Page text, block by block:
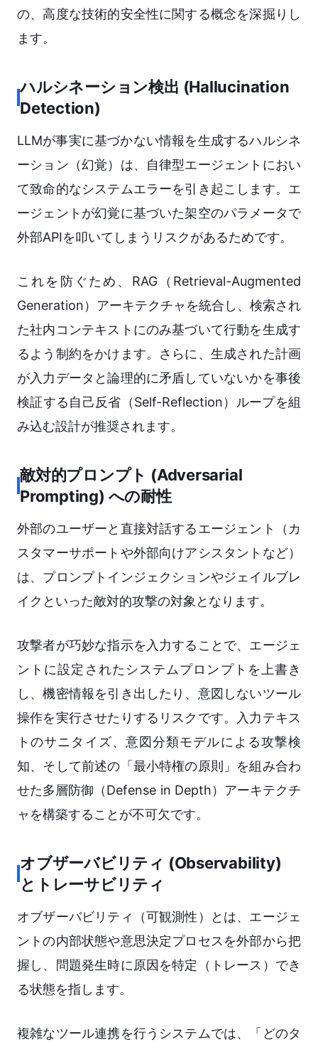
の、高度な技術的安全性に関する概念を深掘りし
ます。
ハルシネーション検出 (Hallucination
Detection)
LLMが事実に基づかない情報を生成するハルシネ
ーション（幻覚）は、自律型エージェントにおい
て致命的なシステムエラーを引き起こします。エ
ージェントが幻覚に基づいた架空のパラメータで
外部APIを叩いてしまうリスクがあるためです。
これを防ぐため、RAG（Retrieval-Augmented
Generation）アーキテクチャを統合し、検索され
た社内コンテキストにのみ基づいて行動を生成す
るよう制約をかけます。さらに、生成された計画
が入力データと論理的に矛盾していないかを事後
検証する自己反省（Self-Reflection）ループを組
み込む設計が推奨されます。
敵対的プロンプト (Adversarial
Prompting) への耐性
外部のユーザーと直接対話するエージェント（カ
スタマーサポートや外部向けアシスタントなど）
は、プロンプトインジェクションやジェイルブレ
イクといった敵対的攻撃の対象となります。
攻撃者が巧妙な指示を入力することで、エージェ
ントに設定されたシステムプロンプトを上書き
し、機密情報を引き出したり、意図しないツール
操作を実行させたりするリスクです。入力テキス
トのサニタイズ、意図分類モデルによる攻撃検
知、そして前述の「最小特権の原則」を組み合わ
せた多層防御（Defense in Depth）アーキテクチ
ャを構築することが不可欠です。
オブザーバビリティ (Observability)
とトレーサビリティ
オブザーバビリティ（可観測性）とは、エージェ
ントの内部状態や意思決定プロセスを外部から把
握し、問題発生時に原因を特定（トレース）でき
る状態を指します。
複雑なツール連携を行うシステムでは、「どのタ